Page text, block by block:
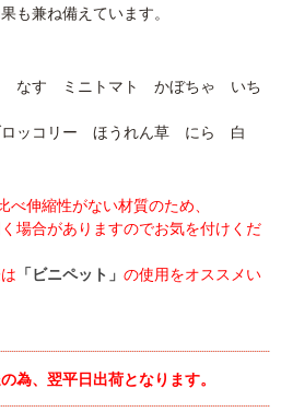
も兼ね備えています。
なす ミニトマト かぼちゃ いち
ッコリー ほうれん草 にら 白
伸縮性がない材質のため、
場合がありますのでお気を付けくだ
「ビニペット」 の使用をオススメい
為、翌平日出荷となります。